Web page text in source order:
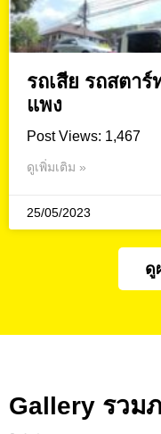
รถเสีย รถสตา
แพง
Post Views: 1,467
ดูเพิ่มเติม »
25/05/2023
ดู
Gallery รวม